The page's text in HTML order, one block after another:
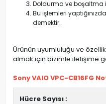
Doldurma ve boşaltma
Bu işlemleri
demektir.
Ürünün uyumluluğu ve
almak için bizimle iletişime
Sony VAIO VPC-CB16FG
Hücre Sayısı :